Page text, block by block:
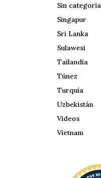
Sin categoría
Singapur
Sri Lanka
Sulawesi
Tailandia
Túnez
Turquía
Uzbekistán
Videos
Vietnam